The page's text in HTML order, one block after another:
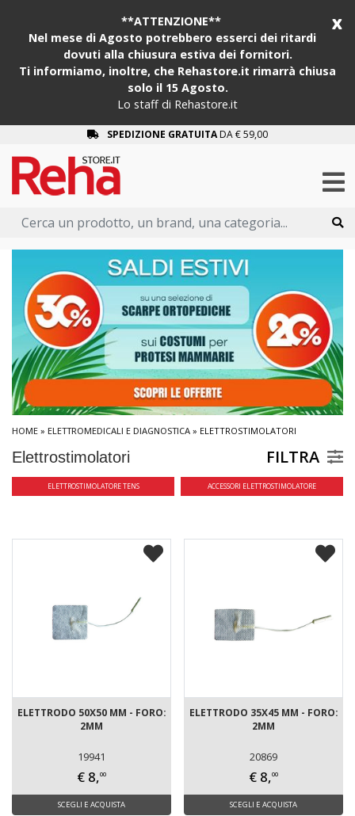
x
**ATTENZIONE**
Nel mese di Agosto potrebbero esserci dei ritardi
dovuti alla chiusura estiva dei fornitori.
Ti informiamo, inoltre, che Rehastore.it rimarrà chiusa
solo il 15 Agosto.
Lo staff di Rehastore.it
SPEDIZIONE GRATUITADA € 59,00
HOME » ELETTROMEDICALI E DIAGNOSTICA » ELETTROSTIMOLATORI
Elettrostimolatori FILTRA
ELETTROSTIMOLATORE TENS ACCESSORI ELETTROSTIMOLATORE
ELETTRODO 50X50 MM - FORO:
2MM
19941
€ 8,00
SCEGLI E ACQUISTA
ELETTRODO 35X45 MM - FORO:
2MM
20869
€ 8,00
SCEGLI E ACQUISTA